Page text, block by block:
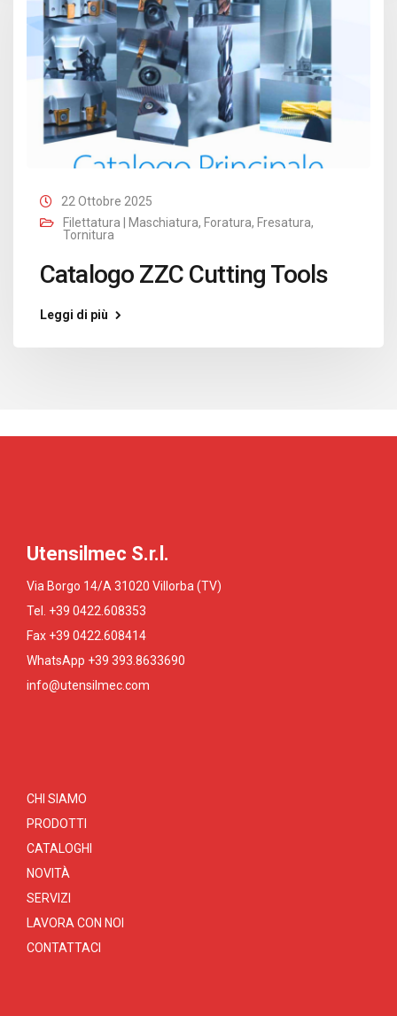
22 Ottobre 2025
Filettatura | Maschiatura, Foratura, Fresatura,
Tornitura
Catalogo ZZC Cutting Tools
Leggi di più
Utensilmec S.r.l.
Via Borgo 14/A 31020 Villorba (TV)
Tel. +39 0422.608353
Fax +39 0422.608414
WhatsApp +39 393.8633690
info@utensilmec.com
CHI SIAMO
PRODOTTI
CATALOGHI
NOVITÀ
SERVIZI
LAVORA CON NOI
CONTATTACI